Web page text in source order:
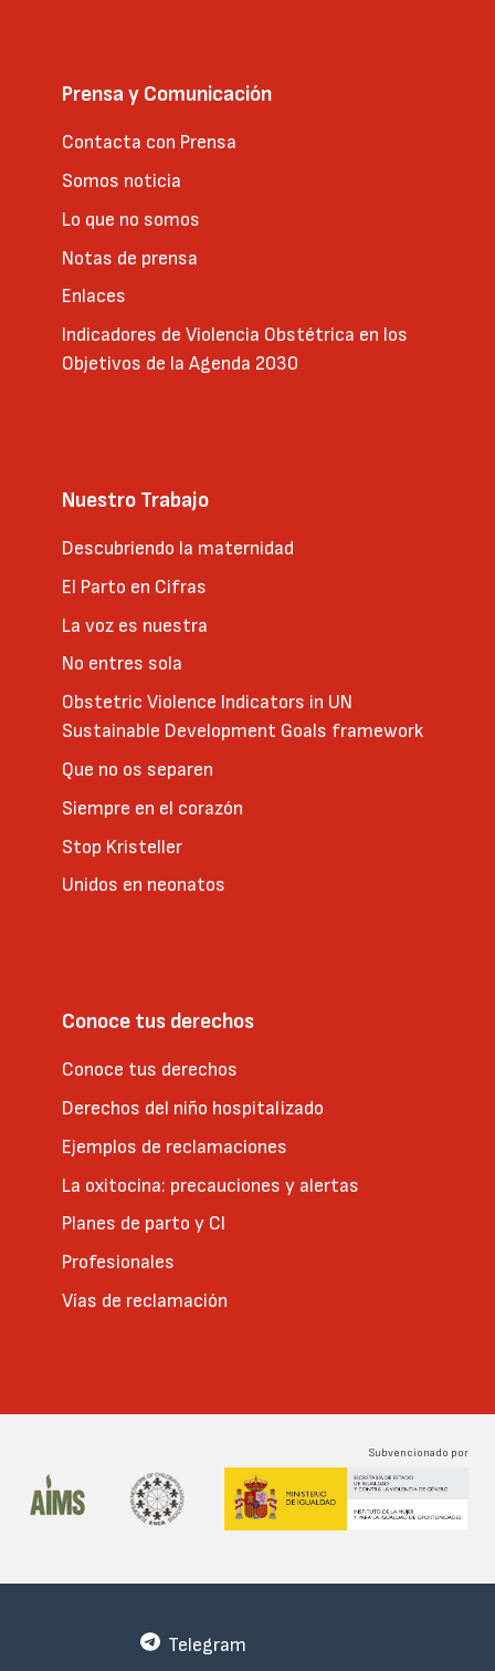
Prensa y Comunicación
Contacta con Prensa
Somos noticia
Lo que no somos
Notas de prensa
Enlaces
Indicadores de Violencia Obstétrica en los
Objetivos de la Agenda 2030
Nuestro Trabajo
Descubriendo la maternidad
El Parto en Cifras
La voz es nuestra
No entres sola
Obstetric Violence Indicators in UN
Sustainable Development Goals framework
Que no os separen
Siempre en el corazón
Stop Kristeller
Unidos en neonatos
Conoce tus derechos
Conoce tus derechos
Derechos del niño hospitalizado
Ejemplos de reclamaciones
La oxitocina: precauciones y alertas
Planes de parto y CI
Profesionales
Vías de reclamación
Subvencionado por
Telegram